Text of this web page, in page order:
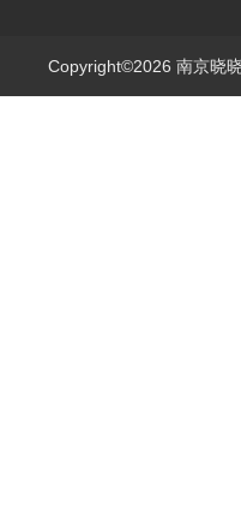
Copyright©2026 南京晓